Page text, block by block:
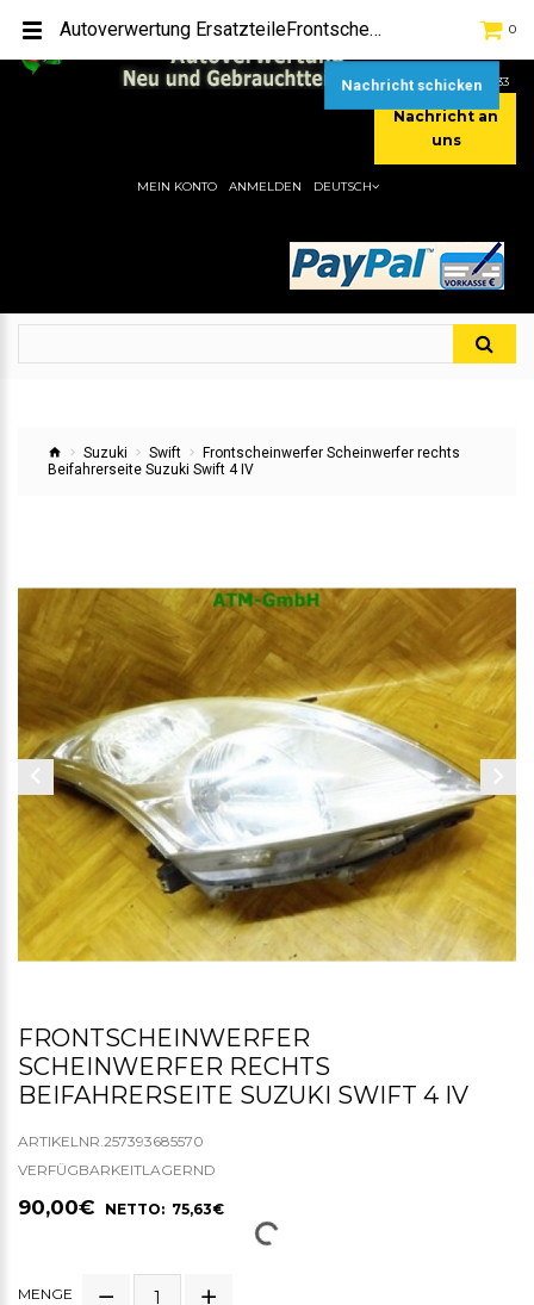
[+49] (0) 2232-5205
MOBIL:
[+49] (0) 177 / 4080033
Nachricht an
uns
0
MEIN KONTO ANMELDEN DEUTSCH
Suzuki Swift
Frontscheinwerfer Scheinwerfer rechts
Beifahrerseite Suzuki Swift 4 IV
FRONTSCHEINWERFER
SCHEINWERFER RECHTS
BEIFAHRERSEITE SUZUKI SWIFT 4 IV
ARTIKELNR.257393685570
VERFÜGBARKEITLAGERND
90,00€ NETTO: 75,63€
MENGE
Autoverwertung ErsatzteileFrontscheinwerfer Scheinwerfer rechts Beifahrerseite Suzuki Swift 4 IVHier gibt es viele Autoersatzteile, günstigen Preise, gute Qualität
Nachricht schicken